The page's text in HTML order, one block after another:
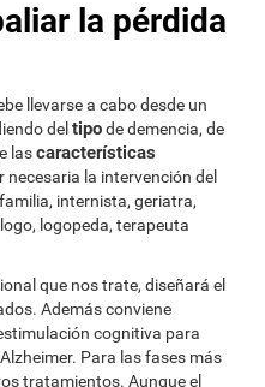
la pérdida
llevarse a cabo desde un
deltipode demencia, de
lascaracterísticas
necesaria la intervención del
internista, geriatra,
logopeda, terapeuta
que nos trate, diseñará el
Además conviene
cognitiva para
Para las fases más
tratamientos. Aunque el